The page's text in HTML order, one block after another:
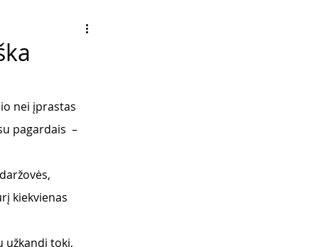
nei įprastas
pagardais  –
kiekvienas
užkandį tokį,